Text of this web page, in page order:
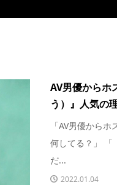
AV男優からホ
う）』人気の
「AV男優から
何してる？」 「
だ...
2022.01.04